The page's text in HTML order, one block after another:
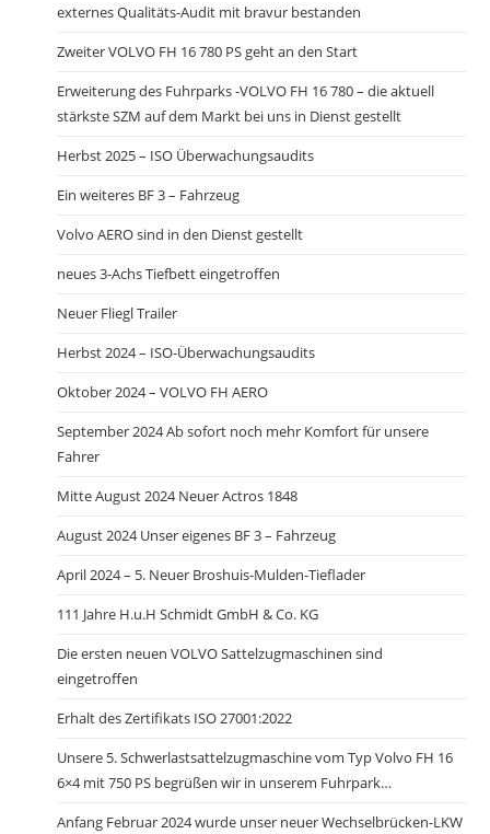
externes Qualitäts-Audit mit bravur bestanden
Zweiter VOLVO FH 16 780 PS geht an den Start
Erweiterung des Fuhrparks -VOLVO FH 16 780 – die aktuell
stärkste SZM auf dem Markt bei uns in Dienst gestellt
Herbst 2025 – ISO Überwachungsaudits
Ein weiteres BF 3 – Fahrzeug
Volvo AERO sind in den Dienst gestellt
neues 3-Achs Tiefbett eingetroffen
Neuer Fliegl Trailer
Herbst 2024 – ISO-Überwachungsaudits
Oktober 2024 – VOLVO FH AERO
September 2024 Ab sofort noch mehr Komfort für unsere
Fahrer
Mitte August 2024 Neuer Actros 1848
August 2024 Unser eigenes BF 3 – Fahrzeug
April 2024 – 5. Neuer Broshuis-Mulden-Tieflader
111 Jahre H.u.H Schmidt GmbH & Co. KG
Die ersten neuen VOLVO Sattelzugmaschinen sind
eingetroffen
Erhalt des Zertifikats ISO 27001:2022
Unsere 5. Schwerlastsattelzugmaschine vom Typ Volvo FH 16
6×4 mit 750 PS begrüßen wir in unserem Fuhrpark…
Anfang Februar 2024 wurde unser neuer Wechselbrücken-LKW